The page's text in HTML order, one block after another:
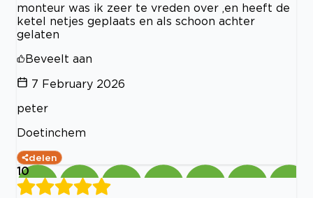
monteur was ik zeer te vreden over ,en heeft de
ketel netjes geplaats en als schoon achter
gelaten
Beveelt aan
7 February 2026
peter
Doetinchem
delen
10